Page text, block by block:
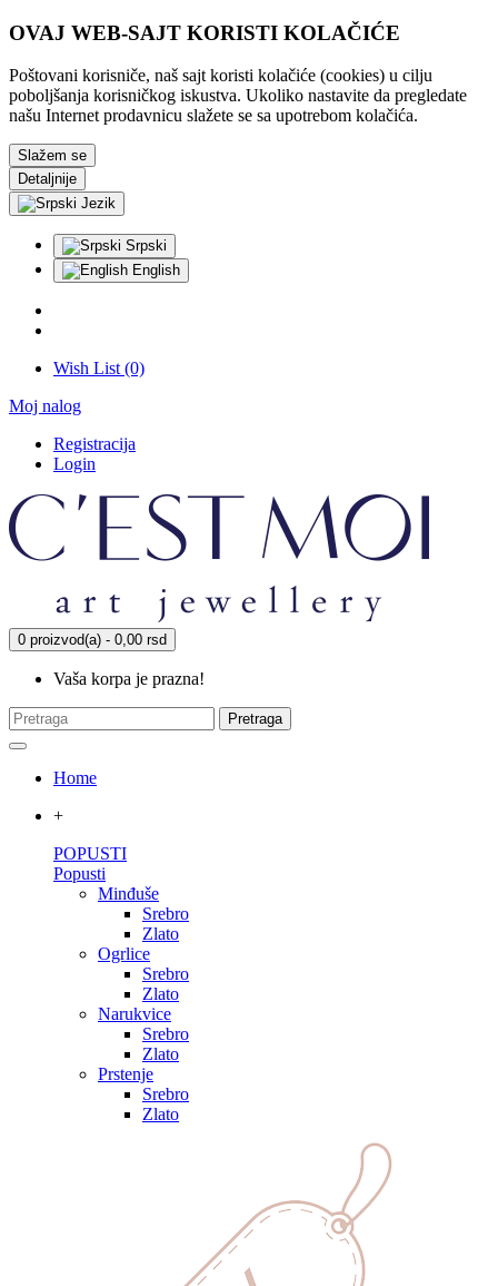
OVAJ WEB-SAJT KORISTI KOLAČIĆE
Poštovani korisniče, naš sajt koristi kolačiće (cookies) u cilju
poboljšanja korisničkog iskustva. Ukoliko nastavite da pregledate
našu Internet prodavnicu slažete se sa upotrebom kolačića.
Slažem se
Detaljnije
Jezik
Srpski
English
Wish List (0)
Moj nalog
Registracija
Login
0 proizvod(a) - 0,00 rsd
Vaša korpa je prazna!
Pretraga
Home
+
POPUSTI
Popusti
Minđuše
Srebro
Zlato
Ogrlice
Srebro
Zlato
Narukvice
Srebro
Zlato
Prstenje
Srebro
Zlato